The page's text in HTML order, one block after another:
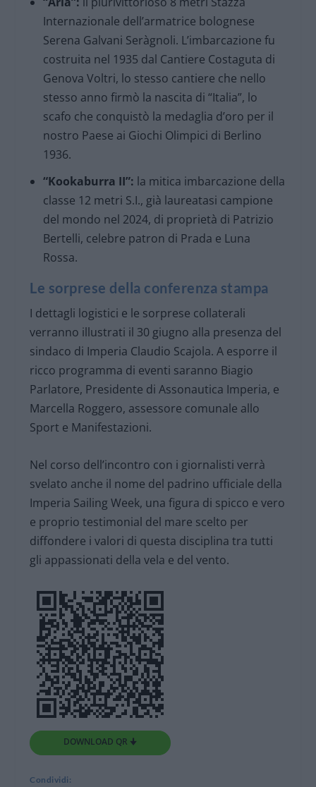
Internazionale dell’armatrice bolognese
Serena Galvani Seràgnoli. L’imbarcazione fu
costruita nel 1935 dal Cantiere Costaguta di
Genova Voltri, lo stesso cantiere che nello
stesso anno firmò la nascita di “Italia”, lo
scafo che conquistò la medaglia d’oro per il
nostro Paese ai Giochi Olimpici di Berlino
1936.
“Kookaburra II”: la mitica imbarcazione della
classe 12 metri S.I., già laureatasi campione
del mondo nel 2024, di proprietà di Patrizio
Bertelli, celebre patron di Prada e Luna
Rossa.
Le sorprese della conferenza stampa
I dettagli logistici e le sorprese collaterali
verranno illustrati il 30 giugno alla presenza del
sindaco di Imperia Claudio Scajola. A esporre il
ricco programma di eventi saranno Biagio
Parlatore, Presidente di Assonautica Imperia, e
Marcella Roggero, assessore comunale allo
Sport e Manifestazioni.
Nel corso dell’incontro con i giornalisti verrà
svelato anche il nome del padrino ufficiale della
Imperia Sailing Week, una figura di spicco e vero
e proprio testimonial del mare scelto per
diffondere i valori di questa disciplina tra tutti
gli appassionati della vela e del vento.
DOWNLOAD QR 🠋
Condividi: